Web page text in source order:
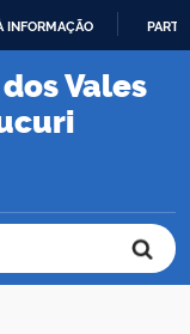
INFORMAÇÃO
Vales